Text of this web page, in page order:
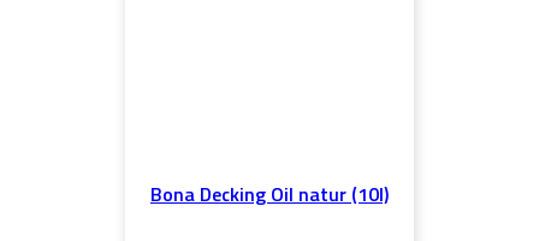
Bona Decking Oil natur (10l)